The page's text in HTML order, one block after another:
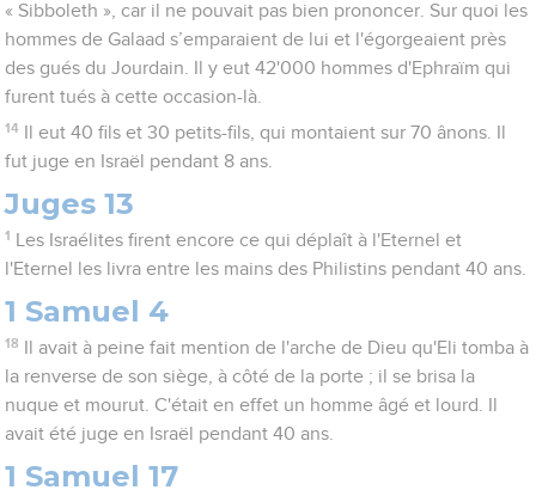
« Sibboleth », car il ne pouvait pas bien prononcer. Sur quoi les
hommes de Galaad s’emparaient de lui et l'égorgeaient près
des gués du Jourdain. Il y eut 42'000 hommes d'Ephraïm qui
furent tués à cette occasion-là.
14
Il eut 40 fils et 30 petits-fils, qui montaient sur 70 ânons. Il
fut juge en Israël pendant 8 ans.
Juges 13
1
Les Israélites firent encore ce qui déplaît à l'Eternel et
l'Eternel les livra entre les mains des Philistins pendant 40 ans.
1 Samuel 4
18
Il avait à peine fait mention de l'arche de Dieu qu'Eli tomba à
la renverse de son siège, à côté de la porte ; il se brisa la
nuque et mourut. C'était en effet un homme âgé et lourd. Il
avait été juge en Israël pendant 40 ans.
1 Samuel 17